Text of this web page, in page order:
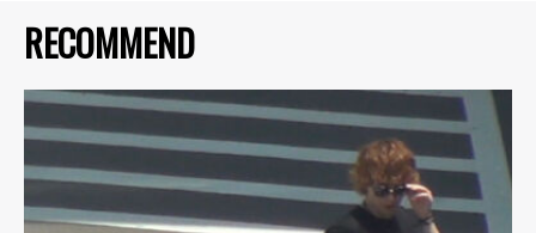
RECOMMEND